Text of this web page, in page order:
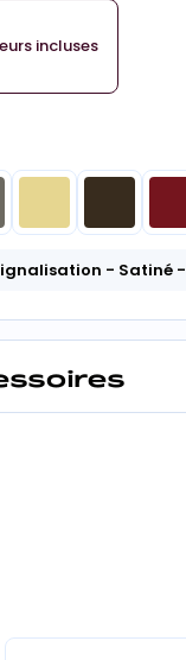
incluses
- Satiné-